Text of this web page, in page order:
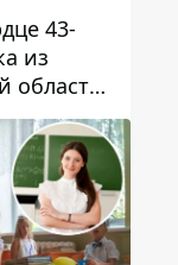
43-
из
области